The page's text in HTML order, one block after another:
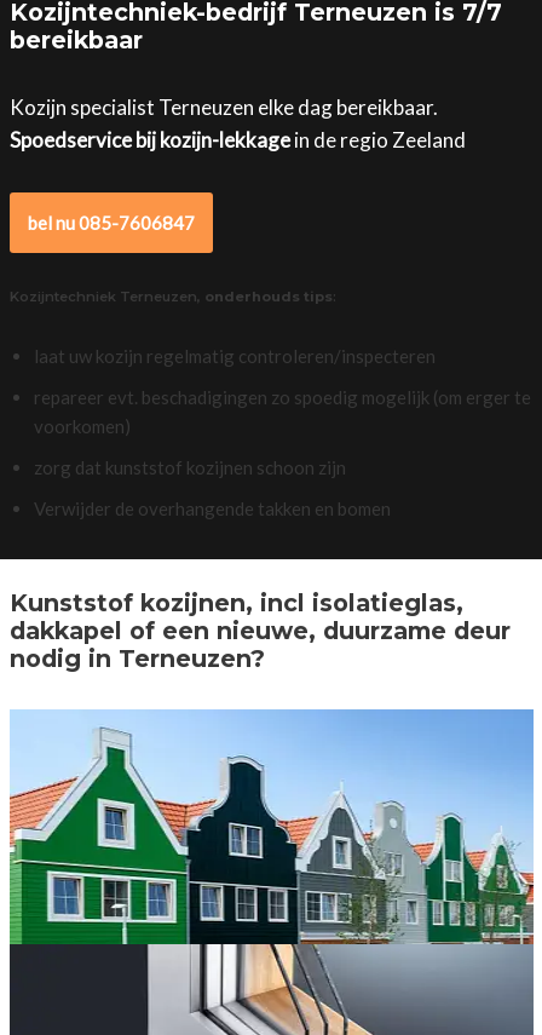
Kozijntechniek-bedrijf Terneuzen is 7/7
bereikbaar
Kozijn specialist Terneuzen elke dag bereikbaar.
Spoedservice bij kozijn-lekkagein de regio Zeeland
bel nu 085-7606847
Kozijntechniek Terneuzen, onderhouds tips:
laat uw kozijn regelmatig controleren/inspecteren
repareer evt. beschadigingen zo spoedig mogelijk (om erger te
voorkomen)
zorg dat kunststof kozijnen schoon zijn
Verwijder de overhangende takken en bomen
Kunststof kozijnen, incl isolatieglas,
dakkapel of een nieuwe, duurzame deur
nodig in Terneuzen?